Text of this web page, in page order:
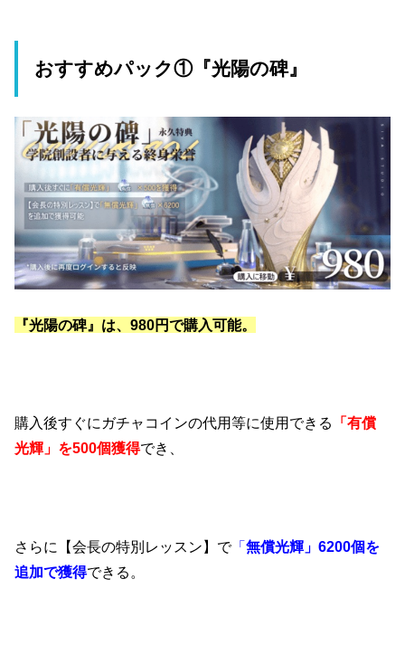
おすすめパック①『光陽の碑』
『光陽の碑』は、980円で購入可能。
購入後すぐにガチャコインの代用等に使用できる
「有償
光輝」を500個獲得でき、
さらに【会長の特別レッスン】で「無償光輝」6200個を
追加で獲得できる。